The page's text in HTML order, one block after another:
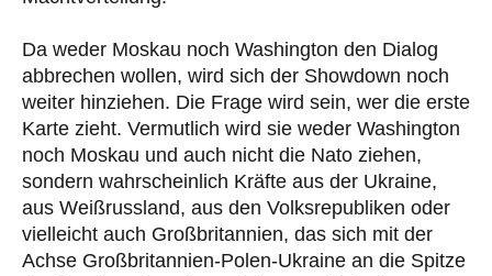
Da weder Moskau noch Washington den Dialog
abbrechen wollen, wird sich der Showdown noch
weiter hinziehen. Die Frage wird sein, wer die erste
Karte zieht. Vermutlich wird sie weder Washington
noch Moskau und auch nicht die Nato ziehen,
sondern wahrscheinlich Kräfte aus der Ukraine,
aus Weißrussland, aus den Volksrepubliken oder
vielleicht auch Großbritannien, das sich mit der
Achse Großbritannien-Polen-Ukraine an die Spitze